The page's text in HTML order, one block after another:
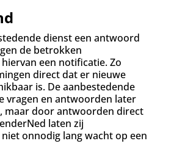
dienst een antwoord
de betrokken
een notificatie. Zo
direct dat er nieuwe
is. De aanbestedende
vragen en antwoorden later
maar door antwoorden direct
laten zij
onnodig lang wacht op een